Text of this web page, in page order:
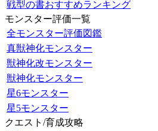
戦型の書おすすめランキング
モンスター評価一覧
全モンスター評価図鑑
真獣神化モンスター
獣神化改モンスター
獣神化モンスター
星6モンスター
星5モンスター
クエスト/育成攻略